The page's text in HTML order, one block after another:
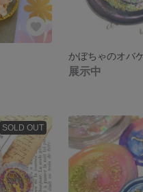
展示中
SOLD OUT